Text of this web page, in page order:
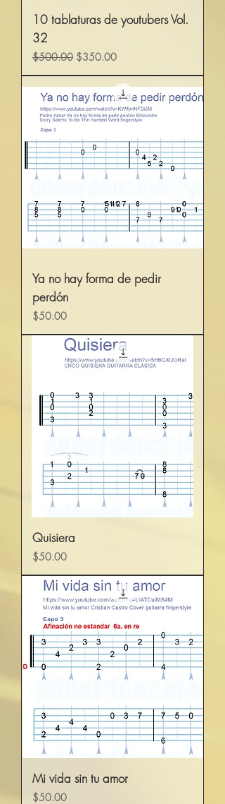
10 tablaturas de youtubers Vol.
32
Precio
$500.00 Precio de oferta
$350.00
Ya no hay forma de pedir
perdón
Precio
$50.00
Quisiera
Precio
$50.00
Mi vida sin tu amor
Precio
$50.00